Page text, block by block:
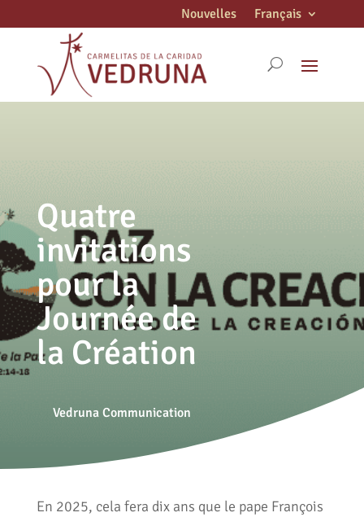
Nouvelles Français
Quatre
invitations
pour la
Journée de
la Création
Vedruna Communication
En 2025, cela fera dix ans que le pape François